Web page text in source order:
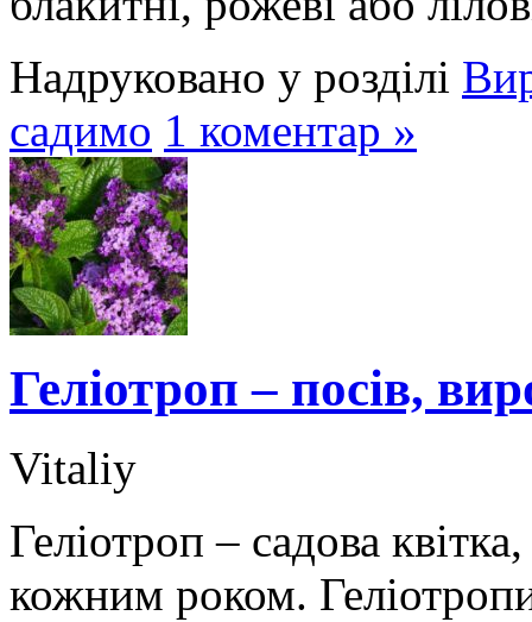
Надруковано у розділі
садимо 1 коментар »
Геліотроп – посів,
Vitaliy
Геліотроп – садова
кожним роком.